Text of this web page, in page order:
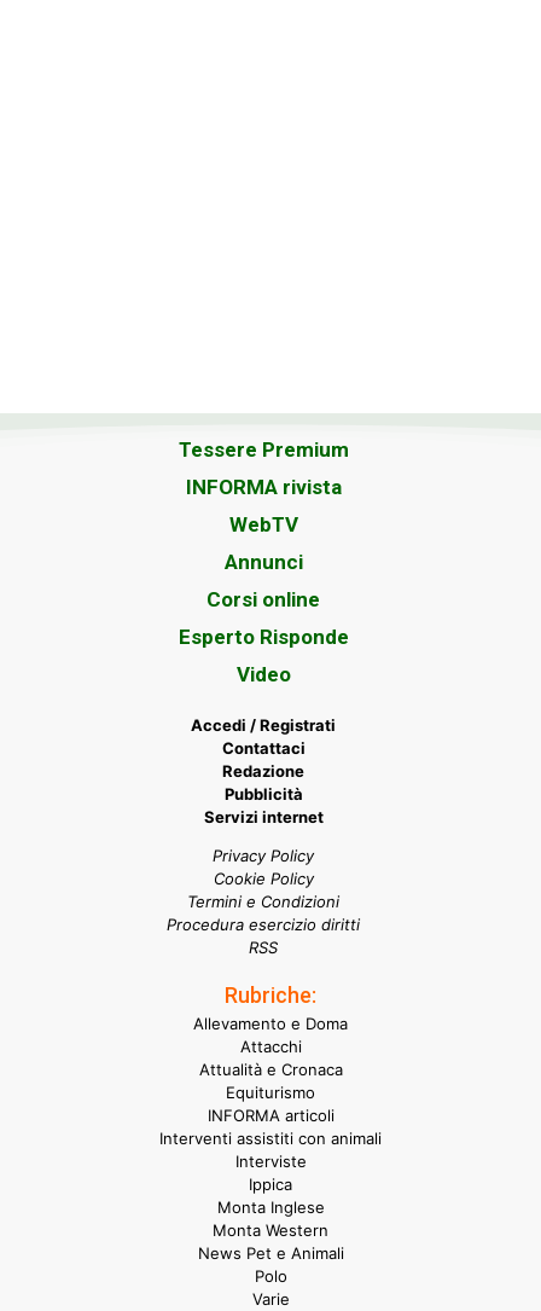
Tessere Premium
INFORMA rivista
WebTV
Annunci
Corsi online
Esperto Risponde
Video
Accedi / Registrati
Contattaci
Redazione
Pubblicità
Servizi internet
Privacy Policy
Cookie Policy
Termini e Condizioni
Procedura esercizio diritti
RSS
Rubriche:
Allevamento e Doma
Attacchi
Attualità e Cronaca
Equiturismo
INFORMA articoli
Interventi assistiti con animali
Interviste
Ippica
Monta Inglese
Monta Western
News Pet e Animali
Polo
Varie